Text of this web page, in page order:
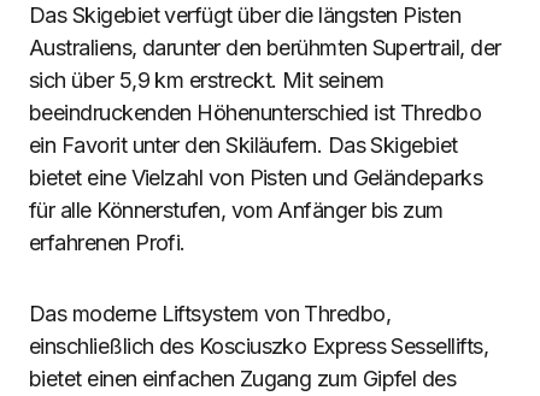
Das Skigebiet verfügt über die längsten Pisten
Australiens, darunter den berühmten Supertrail, der
sich über 5,9 km erstreckt. Mit seinem
beeindruckenden Höhenunterschied ist Thredbo
ein Favorit unter den Skiläufern. Das Skigebiet
bietet eine Vielzahl von Pisten und Geländeparks
für alle Könnerstufen, vom Anfänger bis zum
erfahrenen Profi.
Das moderne Liftsystem von Thredbo,
einschließlich des Kosciuszko Express Sessellifts,
bietet einen einfachen Zugang zum Gipfel des